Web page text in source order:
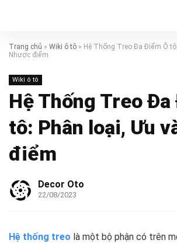
Trang chủ » Wiki ô tô » Hệ Thống Treo Đa Điểm Ô
Nhược điểm
Wiki ô tô
Hệ Thống Treo Đa
tô: Phân loại, Ưu
điểm
Decor Oto
22/08/2023
Hệ thống treo là một bộ phận có trên